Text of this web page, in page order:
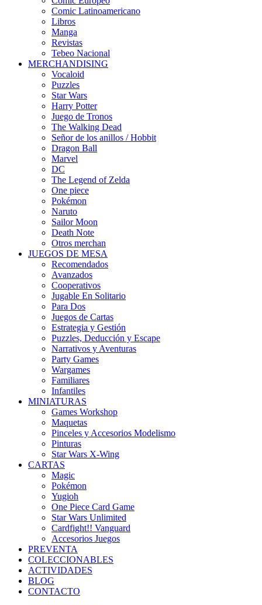
Comic Latinoamericano
Libros
Manga
Revistas
Tebeo Nacional
MERCHANDISING
Vocaloid
Puzzles
Star Wars
Harry Potter
Juego de Tronos
The Walking Dead
Señor de los anillos / Hobbit
Dragon Ball
Marvel
DC
The Legend of Zelda
One piece
Pokémon
Naruto
Sailor Moon
Death Note
Otros merchan
JUEGOS DE MESA
Recomendados
Avanzados
Cooperativos
Jugable En Solitario
Para Dos
Juegos de Cartas
Estrategia y Gestión
Puzzles, Deducción y Escape
Narrativos y Aventuras
Party Games
Wargames
Familiares
Infantiles
MINIATURAS
Games Workshop
Maquetas
Pinceles y Accesorios Modelismo
Pinturas
Star Wars X-Wing
CARTAS
Magic
Pokémon
Yugioh
One Piece Card Game
Star Wars Unlimited
Cardfight!! Vanguard
Accesorios Juegos
PREVENTA
COLECCIONABLES
ACTIVIDADES
BLOG
CONTACTO